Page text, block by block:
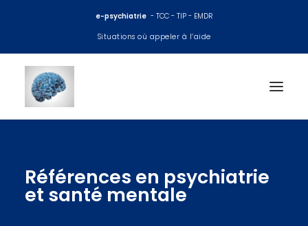
e-psychiatrie - TCC - TIP - EMDR
Situations où appeler à l’aide
Consultations psy
Références en psychiatrie
et santé mentale